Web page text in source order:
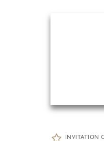
INVITATION